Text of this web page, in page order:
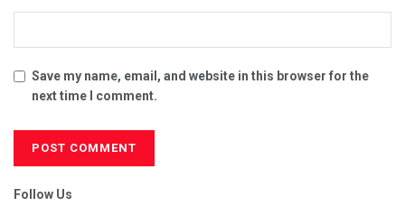
Save my name, email, and website in this browser for the
next time I comment.
Follow Us